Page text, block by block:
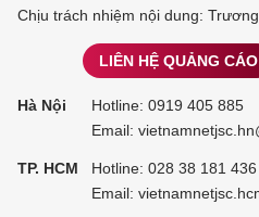
Chịu trách nhiệm nội dung:
LIÊN HỆ QUẢNG CÁO
Hà Nội Hotline: 0919 405 885
Email:
TP. HCM Hotline: 028 38 181 436
Email: